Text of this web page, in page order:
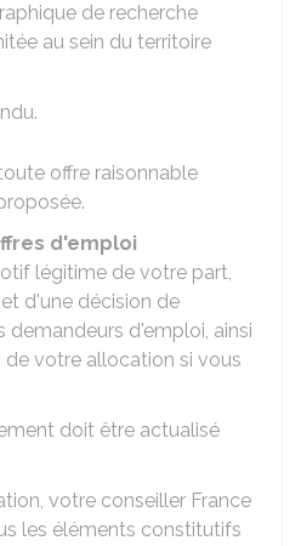
de recherche
au sein du territoire
offre raisonnable
d'emploi
légitime de votre part,
d'une décision de
demandeurs d'emploi, ainsi
de votre allocation si vous
doit être actualisé
votre conseiller France
les éléments constitutifs